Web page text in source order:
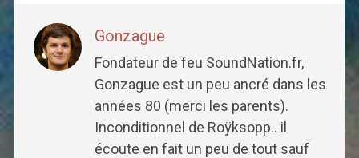
Gonzague
Fondateur de feu SoundNation.fr,
Gonzague est un peu ancré dans les
années 80 (merci les parents).
Inconditionnel de Roÿksopp.. il
écoute en fait un peu de tout sauf